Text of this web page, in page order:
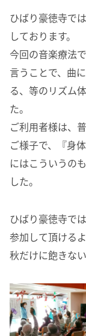
ひばり豪徳寺で
しております。
今回の音楽療法
言うことで、曲
る、等のリズム
た。
ご利用者様は、
ご様子で、『身
にはこういうの
した。
ひばり豪徳寺で
参加して頂ける
秋だけに飽きな